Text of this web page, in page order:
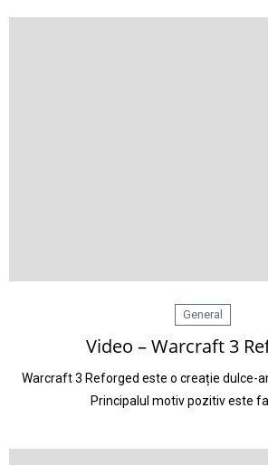
General
Video – Warcraft 3
Warcraft 3 Reforged este o creație dulce-
Principalul motiv pozitiv este